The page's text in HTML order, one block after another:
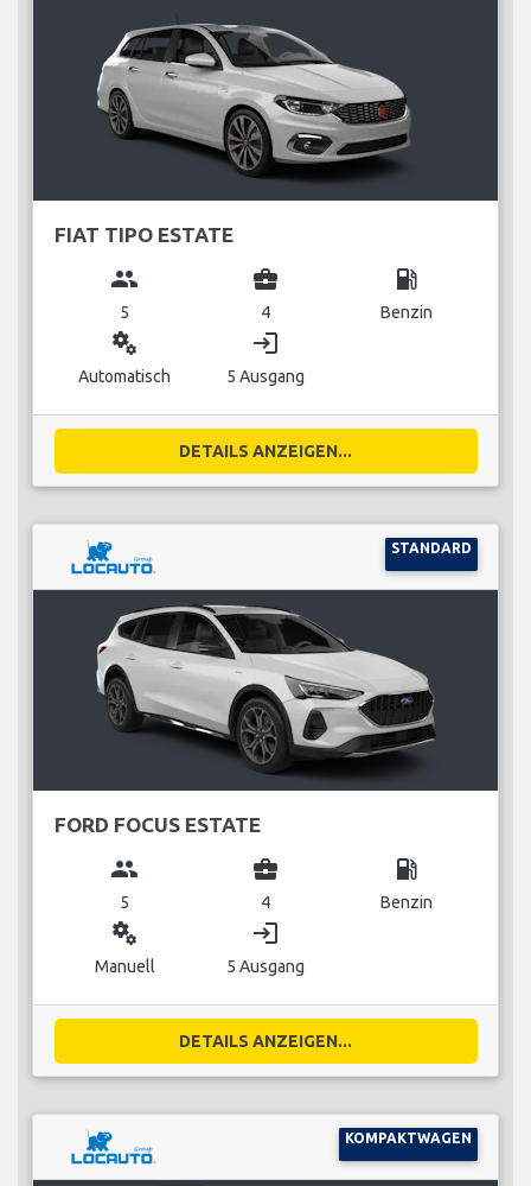
FIAT TIPO ESTATE
group
5
business_center
4
local_gas_station
Benzin
miscellaneous_services
Automatisch
login
5 Ausgang
DETAILS ANZEIGEN...
STANDARD
FORD FOCUS ESTATE
group
5
business_center
4
local_gas_station
Benzin
miscellaneous_services
Manuell
login
5 Ausgang
DETAILS ANZEIGEN...
KOMPAKTWAGEN